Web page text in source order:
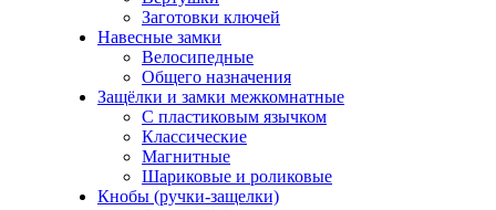
Заготовки ключей
Навесные замки
Велосипедные
Общего назначения
Защёлки и замки межкомнатные
С пластиковым язычком
Классические
Магнитные
Шариковые и роликовые
Кнобы (ручки-защелки)